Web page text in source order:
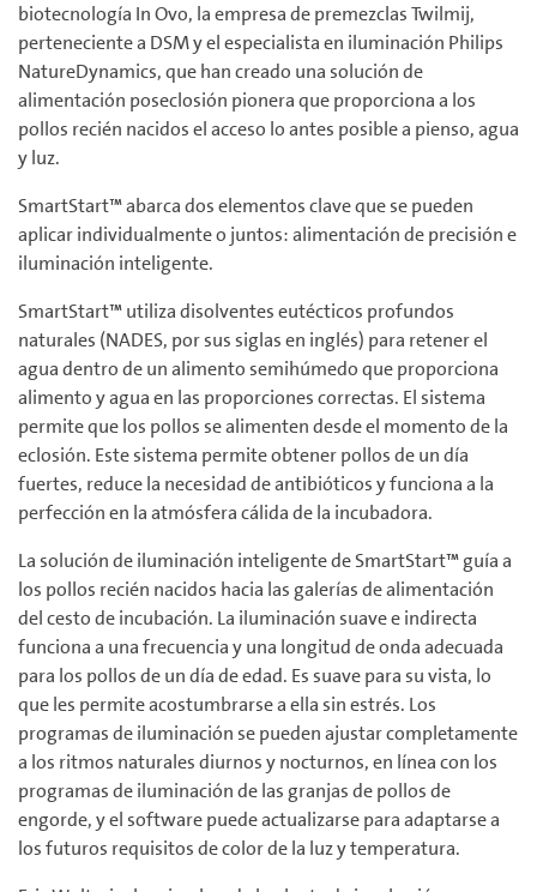
biotecnología In Ovo, la empresa de premezclas Twilmij,
perteneciente a DSM y el especialista en iluminación Philips
NatureDynamics, que han creado una solución de
alimentación poseclosión pionera que proporciona a los
pollos recién nacidos el acceso lo antes posible a pienso, agua
y luz.
SmartStart™ abarca dos elementos clave que se pueden
aplicar individualmente o juntos: alimentación de precisión e
iluminación inteligente.
SmartStart™ utiliza disolventes eutécticos profundos
naturales (NADES, por sus siglas en inglés) para retener el
agua dentro de un alimento semihúmedo que proporciona
alimento y agua en las proporciones correctas. El sistema
permite que los pollos se alimenten desde el momento de la
eclosión. Este sistema permite obtener pollos de un día
fuertes, reduce la necesidad de antibióticos y funciona a la
perfección en la atmósfera cálida de la incubadora.
La solución de iluminación inteligente de SmartStart™ guía a
los pollos recién nacidos hacia las galerías de alimentación
del cesto de incubación. La iluminación suave e indirecta
funciona a una frecuencia y una longitud de onda adecuada
para los pollos de un día de edad. Es suave para su vista, lo
que les permite acostumbrarse a ella sin estrés. Los
programas de iluminación se pueden ajustar completamente
a los ritmos naturales diurnos y nocturnos, en línea con los
programas de iluminación de las granjas de pollos de
engorde, y el software puede actualizarse para adaptarse a
los futuros requisitos de color de la luz y temperatura.